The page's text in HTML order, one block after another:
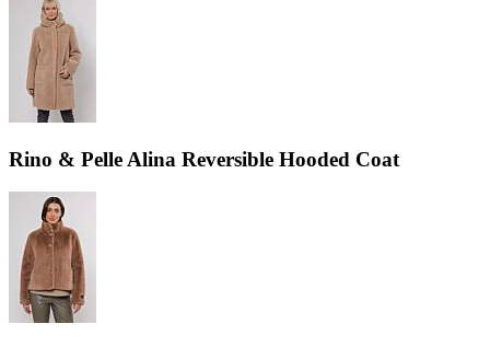
Rino & Pelle Alina Reversible Hooded Coat